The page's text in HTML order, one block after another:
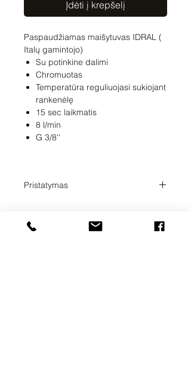
Įdėti į krepšelį
Paspaudžiamas maišytuvas IDRAL (
Italų gamintojo)
Su potinkine dalimi
Chromuotas
Temperatūra reguliuojasi sukiojant
rankenėlę
15 sec laikmatis
8 l/min
G 3/8''
Pristatymas
prekių pristatymo laiką su Jumis
suderins užsakymų administratorius.